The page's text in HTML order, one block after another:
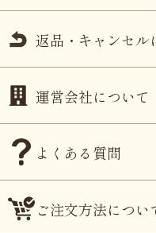
返品・キャンセル
運営会社について
よくある質問
ご注文方法につい